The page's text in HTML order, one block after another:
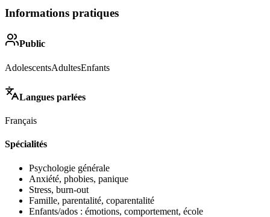
Informations pratiques
Public
AdolescentsAdultesEnfants
Langues parlées
Français
Spécialités
Psychologie générale
Anxiété, phobies, panique
Stress, burn-out
Famille, parentalité, coparentalité
Enfants/ados : émotions, comportement, école